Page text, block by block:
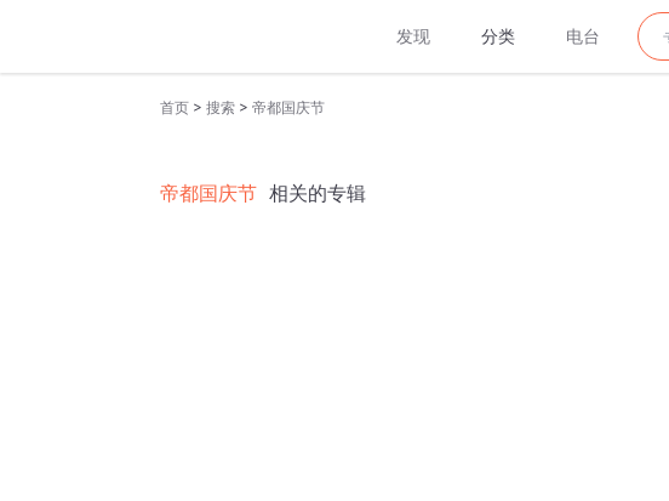
发现 分类 电台
首页 > 搜索 > 帝都国庆节
帝都国庆节 相关的专辑